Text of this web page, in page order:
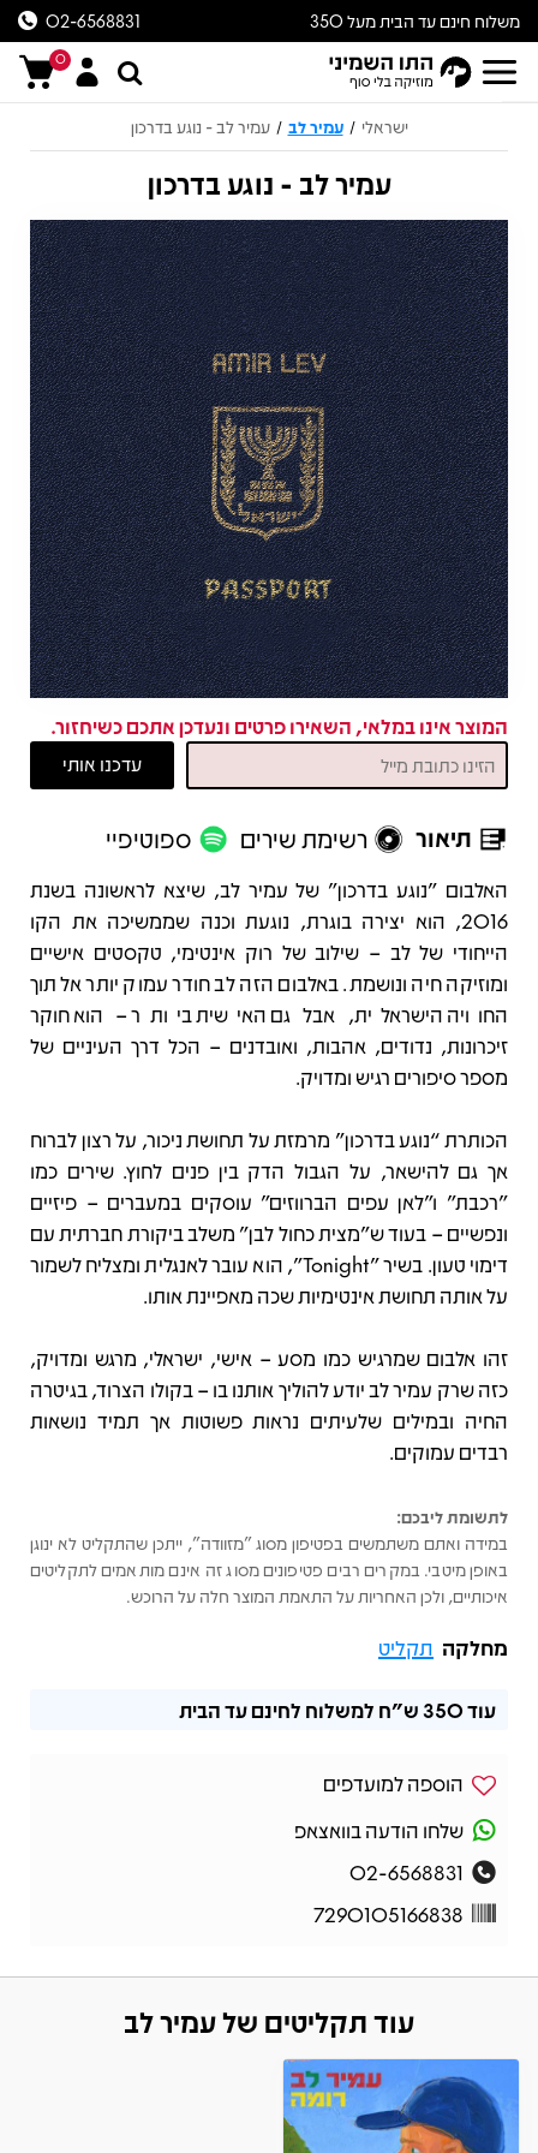
משלוח חינם עד הבית מעל 350
ש״ח
02-6568831
0
ישראלי / עמיר לב / עמיר לב - נוגע בדרכון
עמיר לב - נוגע בדרכון
המוצר אינו במלאי, השאירו פרטים ונעדכן אתכם כשיחזור.
תיאור רשימת שירים ספוטיפיי
תיאור
האלבום "נוגע בדרכון" של עמיר לב, שיצא לראשונה בשנת
2016, הוא יצירה בוגרת, נוגעת וכנה שממשיכה את הקו
הייחודי של לב – שילוב של רוק אינטימי, טקסטים אישיים
ומוזיקה חיה ונושמת. באלבום הזה לב חודר עמוק יותר אל תוך
החוויה הישראלית, אבל גם האישית ביותר – הוא חוקר
זיכרונות, נדודים, אהבות, ואובדנים – הכל דרך העיניים של
מספר סיפורים רגיש ומדויק.
הכותרת “נוגע בדרכון” מרמזת על תחושת ניכור, על רצון לברוח
אך גם להישאר, על הגבול הדק בין פנים לחוץ. שירים כמו
"רכבת" ו"לאן עפים הברווזים" עוסקים במעברים – פיזיים
ונפשיים – בעוד ש”מצית כחול לבן” משלב ביקורת חברתית עם
דימוי טעון. בשיר "Tonight", הוא עובר לאנגלית ומצליח לשמור
על אותה תחושת אינטימיות שכה מאפיינת אותו.
זהו אלבום שמרגיש כמו מסע – אישי, ישראלי, מרגש ומדויק,
כזה שרק עמיר לב יודע להוליך אותנו בו – בקולו הצרוד, בגיטרה
החיה ובמילים שלעיתים נראות פשוטות אך תמיד נושאות
רבדים עמוקים.
לתשומת ליבכם:
במידה ואתם משתמשים בפטיפון מסוג "מזוודה", ייתכן שהתקליט לא ינוגן
באופן מיטבי. במקרים רבים פטיפונים מסוג זה אינם מותאמים לתקליטים
איכותיים, ולכן האחריות על התאמת המוצר חלה על הרוכש.
מחלקה תקליט
עוד350 ש"ח למשלוח לחינם עד הבית
הוספה למועדפים
שלחו הודעה בוואצאפ
02-6568831
7290105166838
עוד תקליטים של עמיר לב